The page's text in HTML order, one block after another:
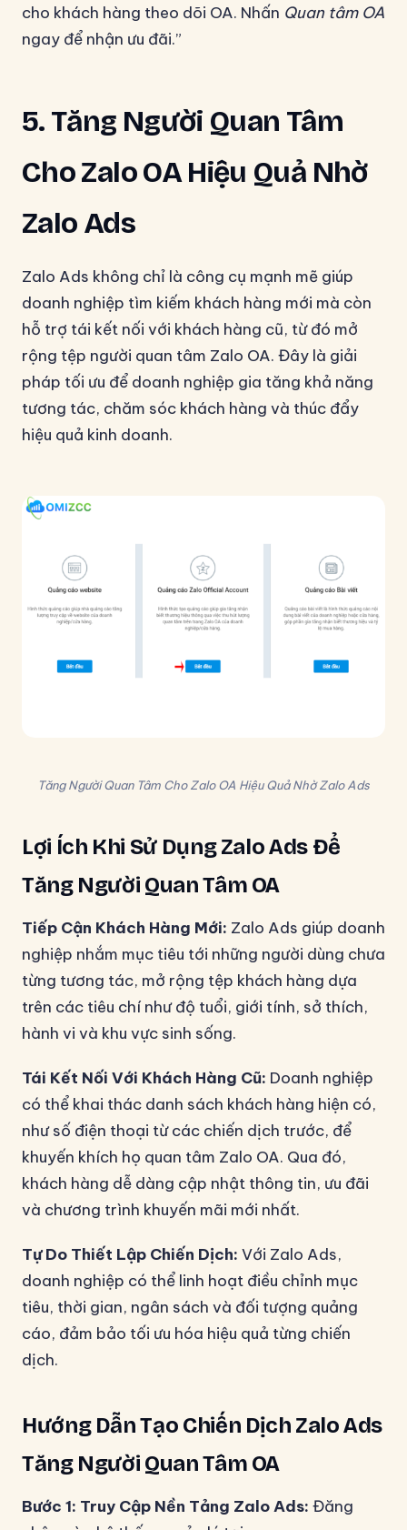
cho khách hàng theo dõi OA. Nhấn Quan tâm OA
ngay để nhận ưu đãi.”
5. Tăng Người Quan Tâm
Cho Zalo OA Hiệu Quả Nhờ
Zalo Ads
Zalo Ads không chỉ là công cụ mạnh mẽ giúp
doanh nghiệp tìm kiếm khách hàng mới mà còn
hỗ trợ tái kết nối với khách hàng cũ, từ đó mở
rộng tệp người quan tâm Zalo OA. Đây là giải
pháp tối ưu để doanh nghiệp gia tăng khả năng
tương tác, chăm sóc khách hàng và thúc đẩy
hiệu quả kinh doanh.
Tăng Người Quan Tâm Cho Zalo OA Hiệu Quả Nhờ Zalo Ads
Lợi Ích Khi Sử Dụng Zalo Ads Để
Tăng Người Quan Tâm OA
Tiếp Cận Khách Hàng Mới: Zalo Ads giúp doanh
nghiệp nhắm mục tiêu tới những người dùng chưa
từng tương tác, mở rộng tệp khách hàng dựa
trên các tiêu chí như độ tuổi, giới tính, sở thích,
hành vi và khu vực sinh sống.
Tái Kết Nối Với Khách Hàng Cũ: Doanh nghiệp
có thể khai thác danh sách khách hàng hiện có,
như số điện thoại từ các chiến dịch trước, để
khuyến khích họ quan tâm Zalo OA. Qua đó,
khách hàng dễ dàng cập nhật thông tin, ưu đãi
và chương trình khuyến mãi mới nhất.
Tự Do Thiết Lập Chiến Dịch: Với Zalo Ads,
doanh nghiệp có thể linh hoạt điều chỉnh mục
tiêu, thời gian, ngân sách và đối tượng quảng
cáo, đảm bảo tối ưu hóa hiệu quả từng chiến
dịch.
Hướng Dẫn Tạo Chiến Dịch Zalo Ads
Tăng Người Quan Tâm OA
Bước 1: Truy Cập Nền Tảng Zalo Ads: Đăng